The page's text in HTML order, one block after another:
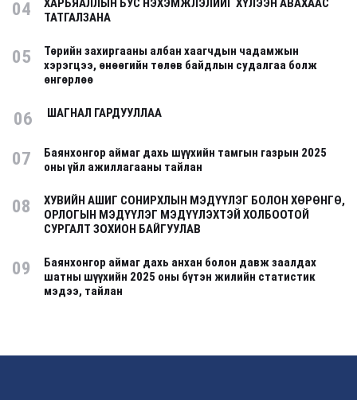
04
ХАРЬЯАЛЛЫН БУС НЭХЭМЖЛЭЛИЙГ ХҮЛЭЭН АВАХААС
ТАТГАЛЗАНА
05
Төрийн захиргааны албан хаагчдын чадамжын
хэрэгцээ, өнөөгийн төлөв байдлын судалгаа болж
өнгөрлөө
06 ШАГНАЛ ГАРДУУЛЛАА
07
Баянхонгор аймаг дахь шүүхийн тамгын газрын 2025
оны үйл ажиллагааны тайлан
08
ХУВИЙН АШИГ СОНИРХЛЫН МЭДҮҮЛЭГ БОЛОН ХӨРӨНГӨ,
ОРЛОГЫН МЭДҮҮЛЭГ МЭДҮҮЛЭХТЭЙ ХОЛБООТОЙ
СУРГАЛТ ЗОХИОН БАЙГУУЛАВ
09
Баянхонгор аймаг дахь анхан болон давж заалдах
шатны шүүхийн 2025 оны бүтэн жилийн статистик
мэдээ, тайлан